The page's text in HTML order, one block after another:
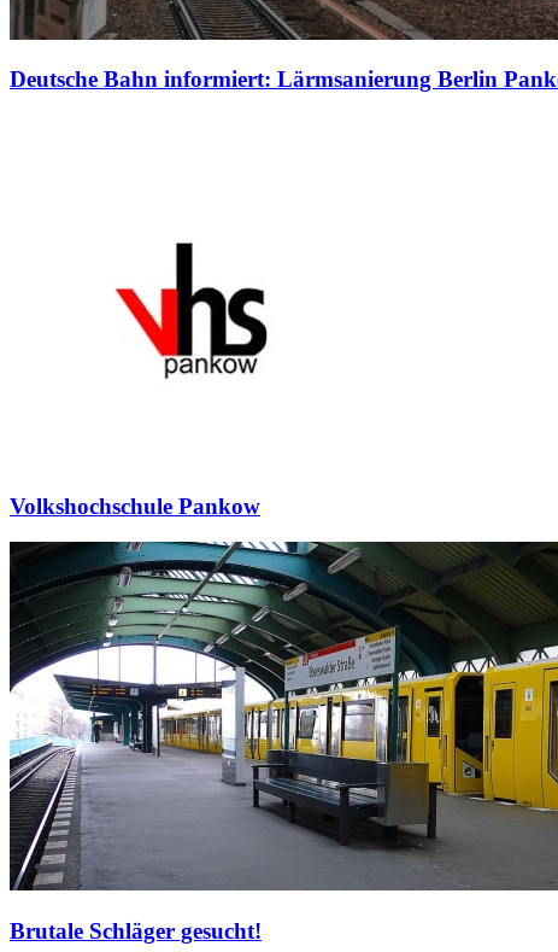
Deutsche Bahn informiert: Lärmsanierung Berlin
Volkshochschule Pankow
Brutale Schläger gesucht!